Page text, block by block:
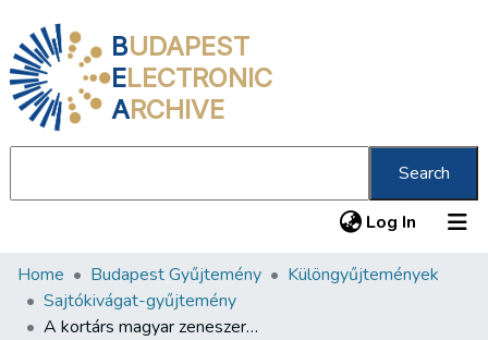
BUDAPEST
ELECTRONIC
ARCHIVE
Search
Log In (current)
Communities & Collections
All of DSpace
Home Budapest Gyűjtemény
Különgyűjtemények
Sajtókivágat-gyűjtemény
A kortárs magyar zeneszerzés